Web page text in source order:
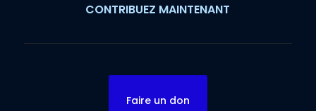
CONTRIBUEZ MAINTENANT
Faire un don